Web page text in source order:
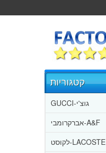
קטגוריות
GUCCI-גוצ'י
אברקרומבי-A&F
לקוסט-LACOSTE